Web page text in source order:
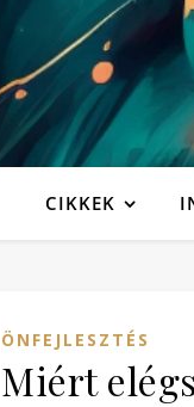
CIKKEK
ÖNFEJLESZTÉS
Miért